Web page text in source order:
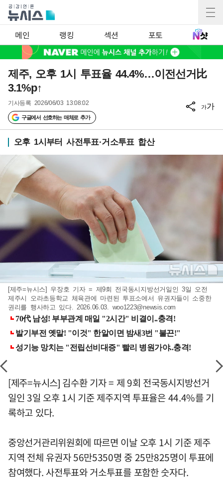
메인 랭킹 섹션 포토
제주, 오후 1시 투표율 44.4%…이전선거比
3.1%p↑
기사등록 2026/06/03 13:08:02
구글에서 선호하는 매체로 추가
가가
오후 1시부터 사전투표·거소투표 합산
[제주=뉴시스] 우장호 기자 = 제9회 전국동시지방선거일인 3일 오전
제주시 오라초등학교 체육관에 마련된 투표소에서 유권자들이 소중한
권리를 행사하고 있다. 2026.06.03. woo1223@newsis.com
[제주=뉴시스] 김수환 기자 = 제 9회 전국동시지방선거
일인 3일 오후 1시 기준 제주지역 투표율은 44.4%를 기
록하고 있다.
중앙선거관리위원회에 따르면 이날 오후 1시 기준 제주
지역 전체 유권자 56만5350명 중 25만825명이 투표에
참여했다. 사전투표와 거소투표를 포함한 숫자다.